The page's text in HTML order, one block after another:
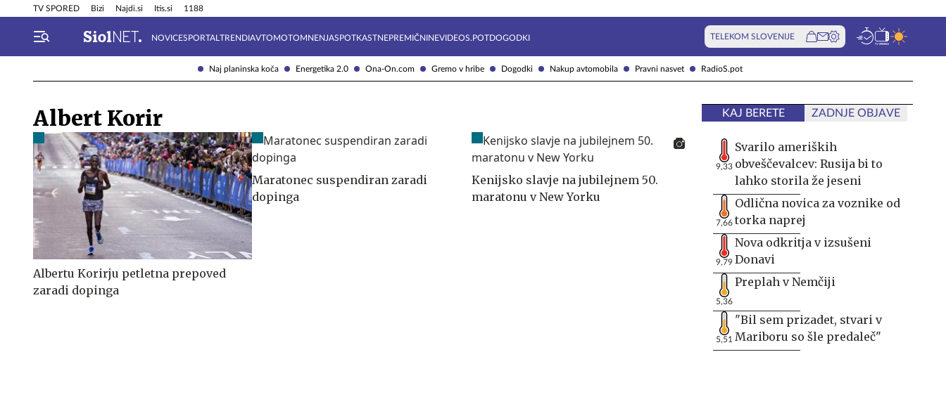
Naj planinska koča Energetika 2.0 Ona-On.com Gremo v hribe Dogodki Nakup avtomobila Pravni nasvet RadioS.pot
TV SPORED Bizi Najdi.si Itis.si 1188
NOVICESPORTAL TRENDIAVTOMOTOMNENJASPOTKASTNEPREMIČNINEVIDEOS.POTDOGODKI TELEKOM SLOVENIJE
Info in obvestila Tehnik
Albert Korir
Albertu Korirju petletna prepoved
zaradi dopinga
Maratonec suspendiran zaradi
dopinga
Kenijsko slavje na jubilejnem 50.
maratonu v New Yorku
KAJ BERETE ZADNJE OBJAVE
9,33
Svarilo ameriških
obveščevalcev: Rusija bi to
lahko storila že jeseni
7,66
Odlična novica za voznike od
torka naprej
9,79
Nova odkritja v izsušeni
Donavi
5,36
Preplah v Nemčiji
5,51
"Bil sem prizadet, stvari v
Mariboru so šle predaleč"